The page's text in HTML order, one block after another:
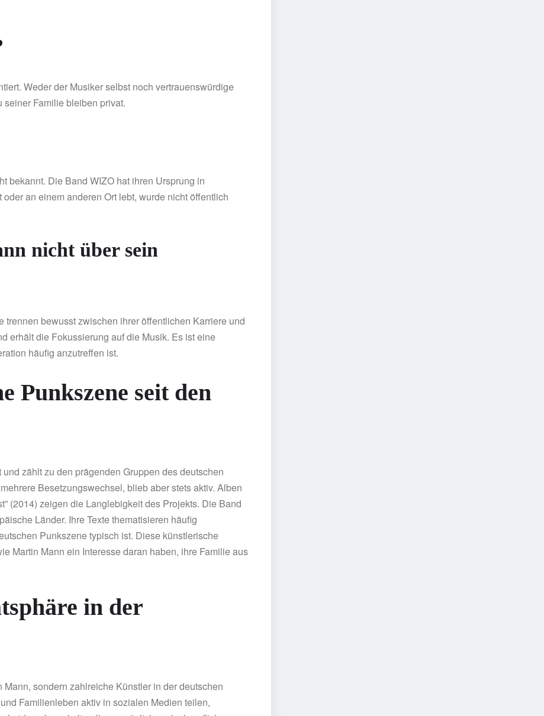
Weder der Musiker selbst noch vertrauenswürdige
Familie bleiben privat.
bekannt. Die Band WIZO hat ihren Ursprung in
an einem anderen Ort lebt, wurde nicht öffentlich
nicht über sein
bewusst zwischen ihrer öffentlichen Karriere und
erhält die Fokussierung auf die Musik. Es ist eine
häufig anzutreffen ist.
Punkszene seit den
zählt zu den prägenden Gruppen des deutschen
Besetzungswechsel, blieb aber stets aktiv. Alben
(2014) zeigen die Langlebigkeit des Projekts. Die Band
Länder. Ihre Texte thematisieren häufig
Punkszene typisch ist. Diese künstlerische
Martin Mann ein Interesse daran haben, ihre Familie aus
in der
sondern zahlreiche Künstler in der deutschen
Familienleben aktiv in sozialen Medien teilen,